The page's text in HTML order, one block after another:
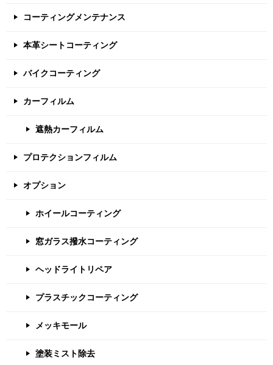
コーティングメンテナンス
本革シートコーティング
バイクコーティング
カーフィルム
遮熱カーフィルム
プロテクションフィルム
オプション
ホイールコーティング
窓ガラス撥水コーティング
ヘッドライトリペア
プラスチックコーティング
メッキモール
塗装ミスト除去